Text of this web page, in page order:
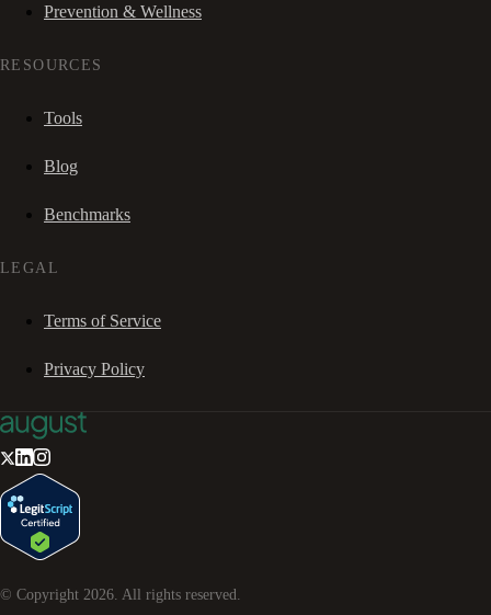
Prevention & Wellness
RESOURCES
Tools
Blog
Benchmarks
LEGAL
Terms of Service
Privacy Policy
© Copyright 2026 . All rights reserved.